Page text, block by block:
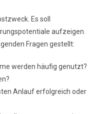
Es soll
aufzeigen.
Fragen gestellt:
werden häufig genutzt?
Anlauf erfolgreich oder